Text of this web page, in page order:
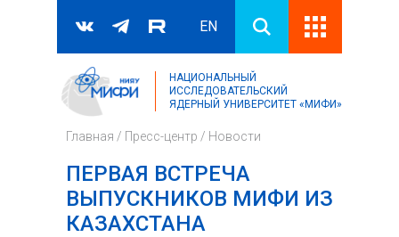
Форма поиска
Поиск
EN
НАЦИОНАЛЬНЫЙ
ИССЛЕДОВАТЕЛЬСКИЙ
ЯДЕРНЫЙ УНИВЕРСИТЕТ «МИФИ»
Главная / Пресс-центр / Новости
ПЕРВАЯ ВСТРЕЧА
ВЫПУСКНИКОВ МИФИ ИЗ
КАЗАХСТАНА